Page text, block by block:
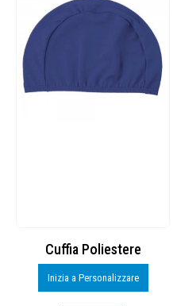
Cuffia Poliestere
Inizia a Personalizzare